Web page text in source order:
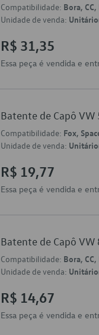
Compatibilidade: Bora,
Unidade de venda:
R$ 31,35
Essa peça é vendida e
Batente de Capô VW
Compatibilidade: Fox,
Unidade de venda:
R$ 19,77
Essa peça é vendida e
Batente de Capô
Compatibilidade: Bora,
Unidade de venda:
R$ 14,67
Essa peça é vendida e